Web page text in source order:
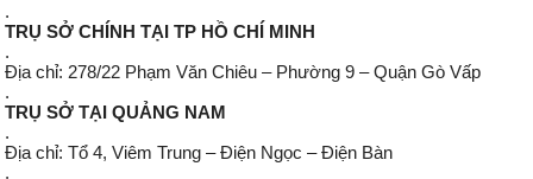
.
TRỤ SỞ CHÍNH TẠI TP HỒ CHÍ MINH
.
Địa chỉ: 278/22 Phạm Văn Chiêu – Phường 9 – Quận Gò Vấp
.
TRỤ SỞ TẠI QUẢNG NAM
.
Địa chỉ: Tổ 4, Viêm Trung – Điện Ngọc – Điện Bàn
.